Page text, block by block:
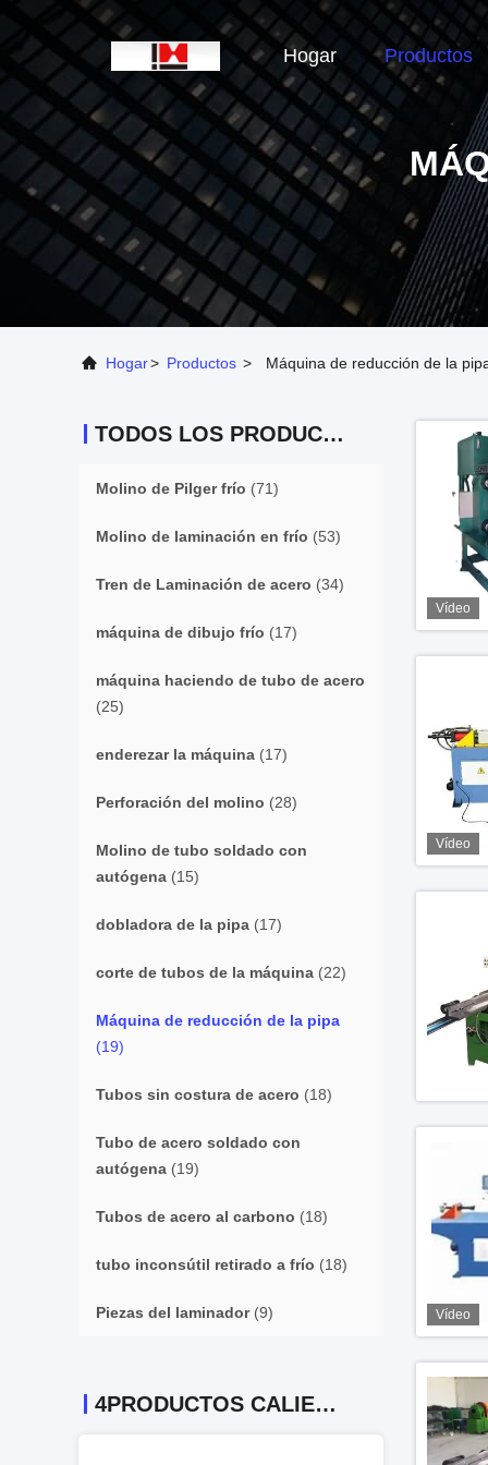
Hogar Productos
Hogar> Productos > Máquina de reducción de la
TODOS LOS PRODUCTOS
Molino de Pilger frío (71)
Molino de laminación en frío (53)
Tren de Laminación de acero (34)
máquina de dibujo frío (17)
máquina haciendo de tubo de acero
(25)
enderezar la máquina (17)
Perforación del molino (28)
Molino de tubo soldado con
autógena (15)
dobladora de la pipa (17)
corte de tubos de la máquina (22)
Máquina de reducción de la pipa
(19)
Tubos sin costura de acero (18)
Tubo de acero soldado con
autógena (19)
Tubos de acero al carbono (18)
tubo inconsútil retirado a frío (18)
Piezas del laminador(9)
4PRODUCTOS CALIENTES
Vídeo
Vídeo
Vídeo